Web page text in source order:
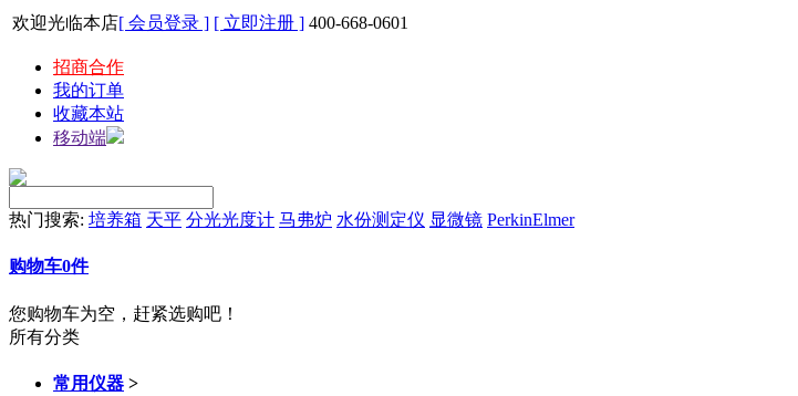
欢迎光临本店[ 会员登录 ] [ 立即注册 ] 400-668-0601
招商合作
我的订单
收藏本站
移动端
热门搜索: 培养箱 天平 分光光度计 马弗炉 水份测定仪 显微镜 PerkinElmer
购物车0件
您购物车为空，赶紧选购吧！
所有分类
常用仪器 >